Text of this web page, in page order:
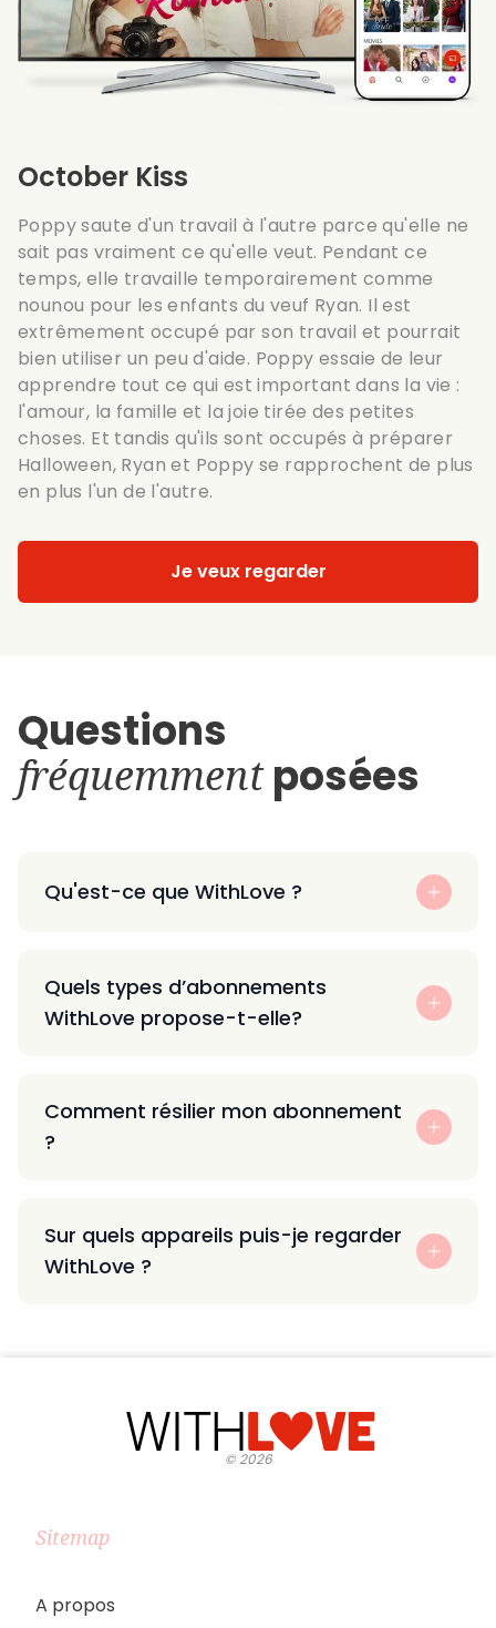
October Kiss
Poppy saute d'un travail à l'autre parce qu'elle ne
sait pas vraiment ce qu'elle veut. Pendant ce
temps, elle travaille temporairement comme
nounou pour les enfants du veuf Ryan. Il est
extrêmement occupé par son travail et pourrait
bien utiliser un peu d'aide. Poppy essaie de leur
apprendre tout ce qui est important dans la vie :
l'amour, la famille et la joie tirée des petites
choses. Et tandis qu'ils sont occupés à préparer
Halloween, Ryan et Poppy se rapprochent de plus
en plus l'un de l'autre.
Je veux regarder
Questions
fréquemmentposées
Qu'est-ce que WithLove ?
Quels types d’abonnements
WithLove propose-t-elle?
Comment résilier mon abonnement
?
Sur quels appareils puis-je regarder
WithLove ?
©2026
Sitemap
A propos